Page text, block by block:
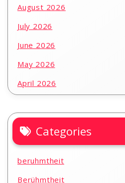
August 2026
July 2026
June 2026
May 2026
April 2026
Categories
beruhmtheit
Berühmtheit